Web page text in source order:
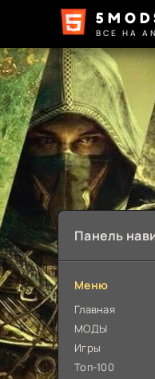
ВСЕ НА
Панель
Меню
Главная
МОДЫ
Игры
Топ-100